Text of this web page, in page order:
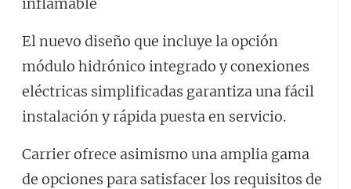
El nuevo diseño que incluye la opción
módulo hidrónico integrado y conexiones
eléctricas simplificadas garantiza una fácil
instalación y rápida puesta en servicio.
Carrier ofrece asimismo una amplia gama
de opciones para satisfacer los requisitos de